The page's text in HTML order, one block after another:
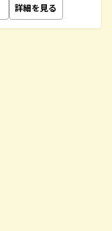
詳細を見る